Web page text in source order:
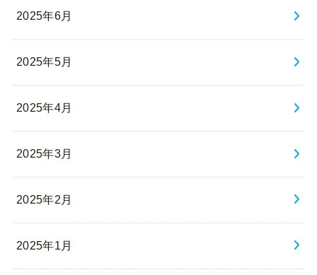
2025年6月
2025年5月
2025年4月
2025年3月
2025年2月
2025年1月